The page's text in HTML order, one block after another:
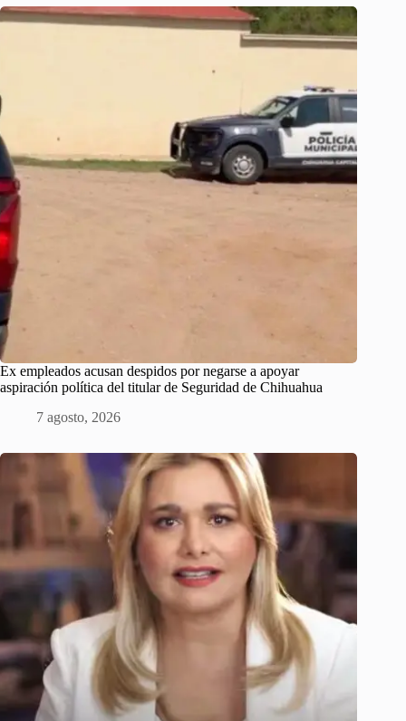
Ex empleados acusan despidos por negarse a apoyar
aspiración política del titular de Seguridad de Chihuahua
7 agosto, 2026